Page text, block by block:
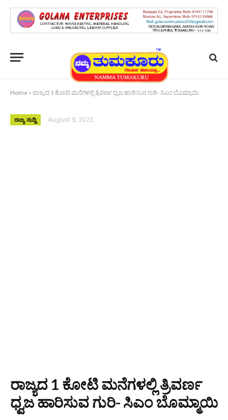
Home » ರಾಜ್ಯದ 1 ಕೋಟಿ ಮನೆಗಳಲ್ಲಿ ತ್ರಿವರ್ಣ ಧ್ವಜ ಹಾರಿಸುವ ಗುರಿ- ಸಿಎಂ ಬೊಮ್ಮಾಯಿ
ರಾಜ್ಯ ಸುದ್ದಿ August 9, 2022
ರಾಜ್ಯದ 1 ಕೋಟಿ ಮನೆಗಳಲ್ಲಿ ತ್ರಿವರ್ಣ
ಧ್ವಜ ಹಾರಿಸುವ ಗುರಿ- ಸಿಎಂ ಬೊಮ್ಮಾಯಿ